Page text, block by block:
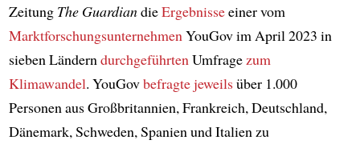
Zeitung The GuardiandieErgebnisseeiner vom
Marktforschungsunternehmen YouGov im April 2023 in
sieben Ländern durchgeführten Umfrage zum
Klimawandel. YouGovbefragtejeweilsüber 1.000
Personen aus Großbritannien, Frankreich, Deutschland,
Dänemark, Schweden, Spanien und Italien zu